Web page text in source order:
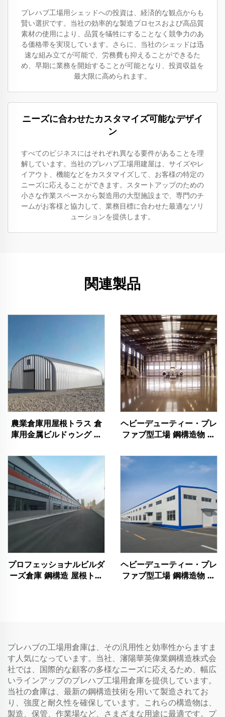
プレハブ工場用シェッドへの投資は、経済的な観点からも
賢い選択です。当社の効率的な製造プロセスおよび高品質
素材の使用により、品質を犠牲にすることなく競争力のあ
る価格帯を実現しています。さらに、当社のシェッドは迅
速な組み立てが可能で、労務費も抑えることができるた
め、早期に業務を開始することが可能となり、投資収益を
最大限に高められます。
ニーズに合わせたカスタマイズ可能なデザイ
ン
すべてのビジネスにはそれぞれ異なる要件があることを理
解しています。当社のプレハブ工場用建屋は、サイズやレ
イアウト、機能などをカスタマイズして、お客様の特定の
ニーズに応えることができます。スタートアップのための
小さな作業スペースから製造用の大型施設まで、専門のチ
ームがお客様と協力して、業務目標に合わせた最適なソリ
ューションを提供します。
関連製品
農業倉庫用屋根トラス 倉
庫用金属ビルドゥング 耐
ゥング
ヘビーデューティー・プレ
ファブ型工場 鋼構造物 ハ
ング 鋼材建築物
プロフェッショナルビルダ
ーズ倉庫 鋼構造 屋根トラ
ヘビーデューティー・プレ
ファブ型工場 鋼構造物 ハ
プレハブの工場用倉庫は、その汎用性と効率性からますま
す人気になっています。当社、瀋陽華英偉業鋼構造株式会
社では、国際的な顧客の多様なニーズに応えるため、幅広
いラインアップのプレハブ工場用倉庫を提供しています。
当社の倉庫は、最新の鋼構造技術を用いて製造されてお
り、強度と耐久性を確保しています。これらの構造物は、
製造、保管、作業場など、さまざまな用途に最適です。プ